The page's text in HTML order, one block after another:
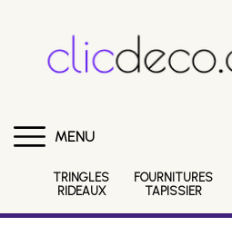
MENU
TRINGLES
RIDEAUX
FOURNITURES
TAPISSIER